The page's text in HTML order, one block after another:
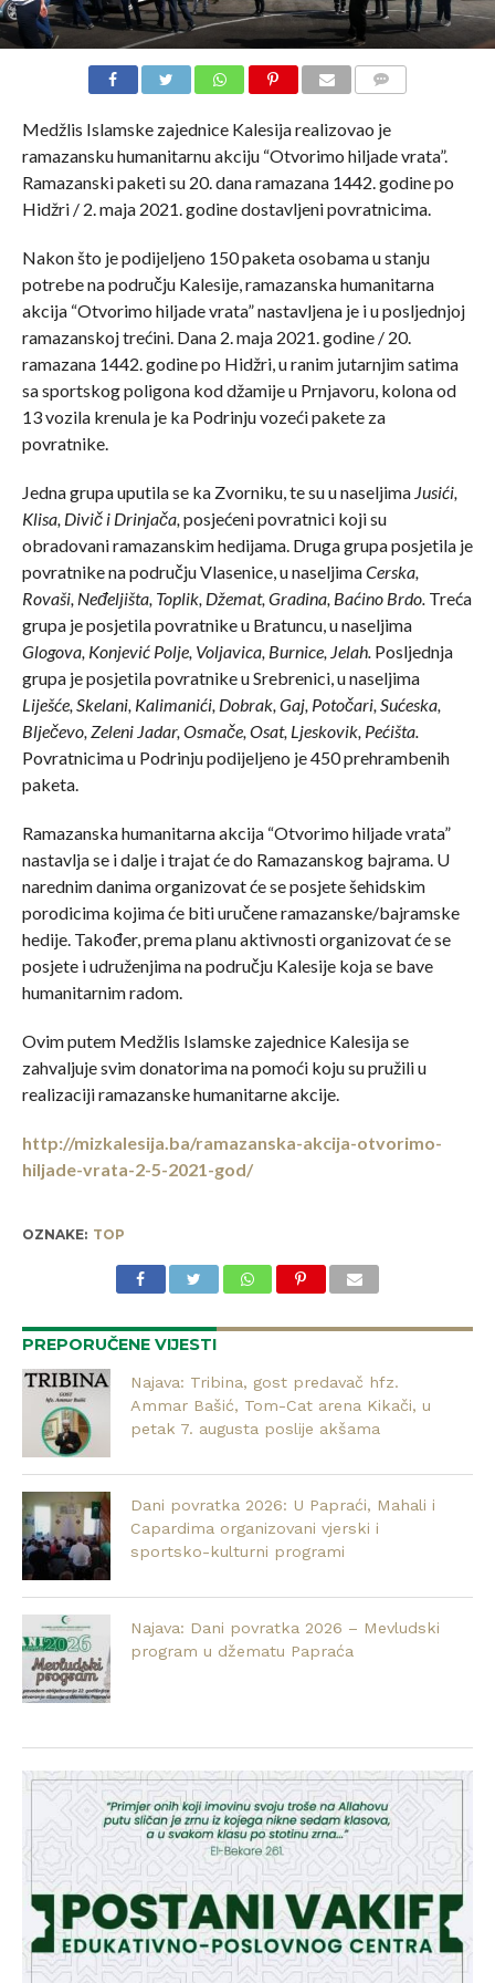
Medžlis Islamske zajednice Kalesija realizovao je
ramazansku humanitarnu akciju “Otvorimo hiljade vrata”.
Ramazanski paketi su 20. dana ramazana 1442. godine po
Hidžri / 2. maja 2021. godine dostavljeni povratnicima.
Nakon što je podijeljeno 150 paketa osobama u stanju
potrebe na području Kalesije, ramazanska humanitarna
akcija “Otvorimo hiljade vrata” nastavljena je i u posljednjoj
ramazanskoj trećini. Dana 2. maja 2021. godine / 20.
ramazana 1442. godine po Hidžri, u ranim jutarnjim satima
sa sportskog poligona kod džamije u Prnjavoru, kolona od
13 vozila krenula je ka Podrinju vozeći pakete za
povratnike.
Jedna grupa uputila se ka Zvorniku, te su u naseljima Jusići,
Klisa, Divič i Drinjača,posjećeni povratnici koji su
obradovani ramazanskim hedijama. Druga grupa posjetila je
povratnike na području Vlasenice, u naseljimaCerska,
Rovaši, Neđeljišta, Toplik, Džemat, Gradina, Baćino Brdo. Treća
grupa je posjetila povratnike u Bratuncu, u naseljima
Glogova, Konjević Polje, Voljavica, Burnice, Jelah. Posljednja
grupa je posjetila povratnike u Srebrenici, u naseljima
Liješće, Skelani, Kalimanići, Dobrak, Gaj, Potočari, Sućeska,
Blječevo, Zeleni Jadar, Osmače, Osat, Ljeskovik, Pećišta.
Povratnicima u Podrinju podijeljeno je 450 prehrambenih
paketa.
Ramazanska humanitarna akcija “Otvorimo hiljade vrata”
nastavlja se i dalje i trajat će do Ramazanskog bajrama. U
narednim danima organizovat će se posjete šehidskim
porodicima kojima će biti uručene ramazanske/bajramske
hedije. Također, prema planu aktivnosti organizovat će se
posjete i udruženjima na području Kalesije koja se bave
humanitarnim radom.
Ovim putem Medžlis Islamske zajednice Kalesija se
zahvaljuje svim donatorima na pomoći koju su pružili u
realizaciji ramazanske humanitarne akcije.
http://mizkalesija.ba/ramazanska-akcija-otvorimo-
hiljade-vrata-2-5-2021-god/
OZNAKE: TOP
PREPORUČENE VIJESTI
Najava: Tribina, gost predavač hfz.
Ammar Bašić, Tom-Cat arena Kikači, u
petak 7. augusta poslije akšama
Dani povratka 2026: U Papraći, Mahali i
Capardima organizovani vjerski i
sportsko-kulturni programi
Najava: Dani povratka 2026 – Mevludski
program u džematu Papraća